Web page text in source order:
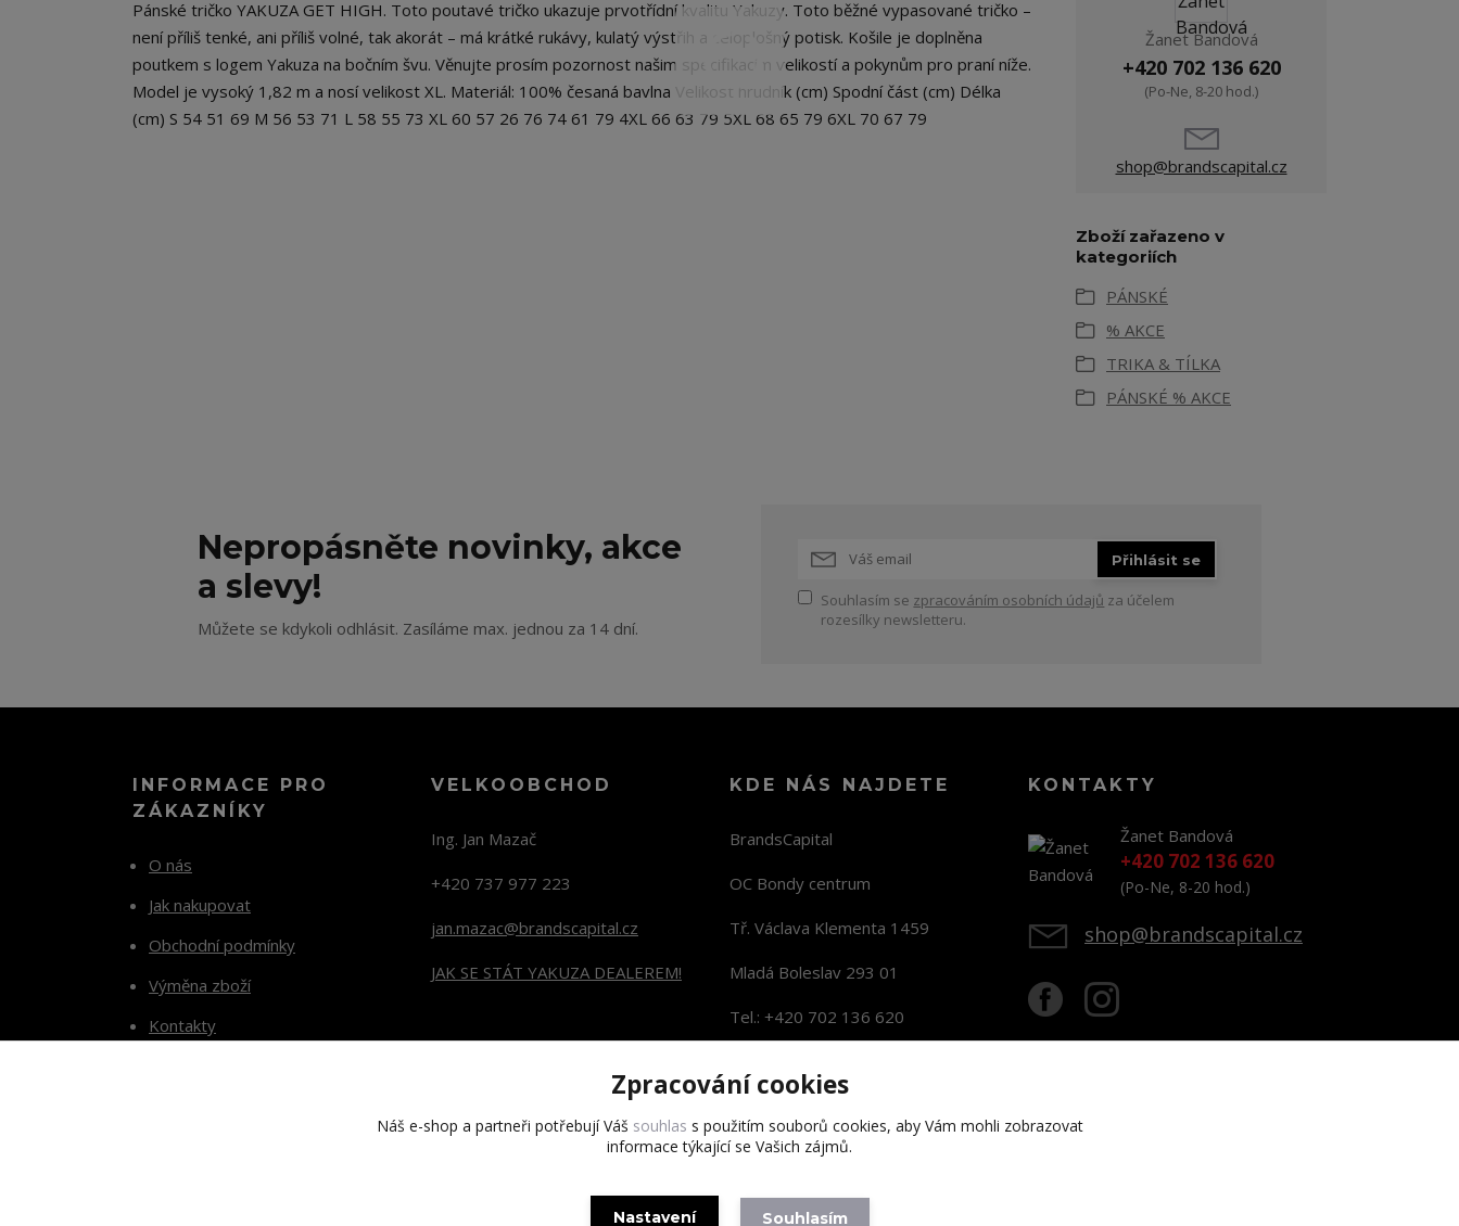
Pánské tričko YAKUZA GET HIGH. Toto poutavé tričko ukazuje prvotřídní kvalitu Yakuzy. Toto běžné vypasované tričko –
není příliš tenké, ani příliš volné, tak akorát – má krátké rukávy, kulatý výstřih a celoplošný potisk. Košile je doplněna
poutkem s logem Yakuza na bočním švu. Věnujte prosím pozornost našim specifikacím velikostí a pokynům pro praní níže.
Model je vysoký 1,82 m a nosí velikost XL. Materiál: 100% česaná bavlna Velikost hrudník (cm) Spodní část (cm) Délka
(cm) S 54 51 69 M 56 53 71 L 58 55 73 XL 60 57 26 76 74 61 79 4XL 66 63 79 5XL 68 65 79 6XL 70 67 79
Žanet Bandová
+420 702 136 620
(Po-Ne, 8-20 hod.)
shop@brandscapital.cz
Zboží zařazeno v
kategoriích
PÁNSKÉ
% AKCE
TRIKA & TÍLKA
PÁNSKÉ % AKCE
Nepropásněte novinky, akce
a slevy!
Můžete se kdykoli odhlásit. Zasíláme max. jednou za 14 dní.
Přihlásit se
Souhlasím se zpracováním osobních údajů za účelem
rozesílky newsletteru.
INFORMACE PRO
ZÁKAZNÍKY
O nás
Jak nakupovat
Obchodní podmínky
Výměna zboží
Kontakty
VELKOOBCHOD
Ing. Jan Mazač
+420 737 977 223
jan.mazac@brandscapital.cz
JAK SE STÁT YAKUZA DEALEREM!
KDE NÁS NAJDETE
BrandsCapital
OC Bondy centrum
Tř. Václava Klementa 1459
Mladá Boleslav 293 01
Tel.: +420 702 136 620
KONTAKTY
Žanet Bandová
+420 702 136 620
(Po-Ne, 8-20 hod.)
shop@brandscapital.cz
Copyright 2020 BrandsCapital s.r.o.
Zpracování cookies
Náš e-shop a partneři potřebují Váš souhlas s použitím souborů cookies, aby Vám mohli zobrazovat
informace týkající se Vašich zájmů.
Nastavení Souhlasím